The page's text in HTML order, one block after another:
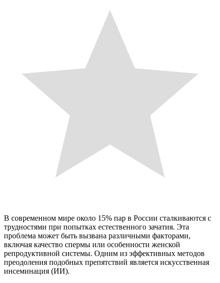
В современном мире около 15% пар в России сталкиваются с
трудностями при попытках естественного зачатия. Эта
проблема может быть вызвана различными факторами,
включая качество спермы или особенности женской
репродуктивной системы. Одним из эффективных методов
преодоления подобных препятствий является искусственная
инсеминация (ИИ).